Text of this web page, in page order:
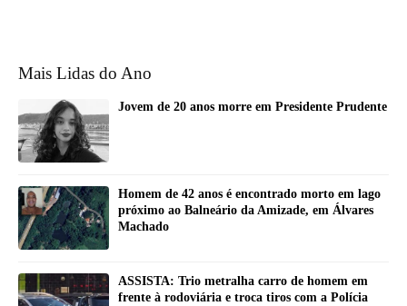
Mais Lidas do Ano
Jovem de 20 anos morre em Presidente Prudente
Homem de 42 anos é encontrado morto em lago
próximo ao Balneário da Amizade, em Álvares
Machado
ASSISTA: Trio metralha carro de homem em
frente à rodoviária e troca tiros com a Polícia